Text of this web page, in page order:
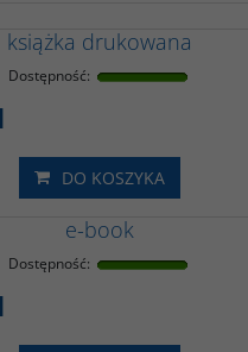
książka drukowana
Dostępność:
DO KOSZYKA
e-book
Dostępność: